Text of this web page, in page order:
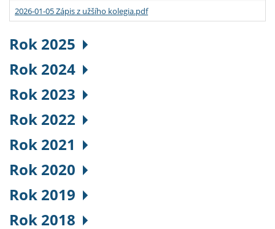
2026-01-05 Zápis z užšího kolegia.pdf
Rok 2025
Rok 2024
Rok 2023
Rok 2022
Rok 2021
Rok 2020
Rok 2019
Rok 2018